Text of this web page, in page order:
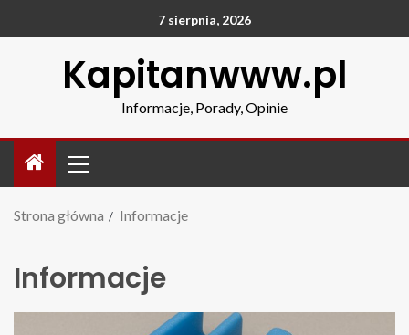
7 sierpnia, 2026
Kapitanwww.pl
Informacje, Porady, Opinie
Strona główna Informacje
Informacje